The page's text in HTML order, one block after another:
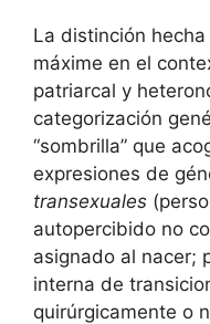
La distinción
máxime en el
patriarcal y
categorización
“sombrilla” que
expresiones de
transexuales
autopercibido no
asignado al nacer;
interna de
quirúrgicamente o